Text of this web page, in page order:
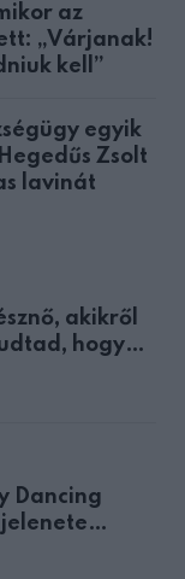
az
„Várjanak!
kell”
egyik
Zsolt
lavinát
akikről
hogy
Dancing